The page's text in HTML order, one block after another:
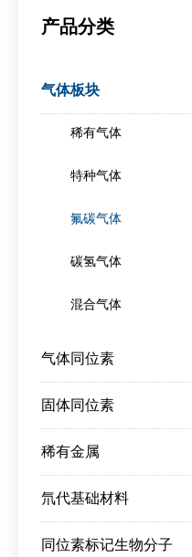
产品分类
气体板块
稀有气体
特种气体
氟碳气体
碳氢气体
混合气体
气体同位素
固体同位素
稀有金属
氘代基础材料
同位素标记生物分子